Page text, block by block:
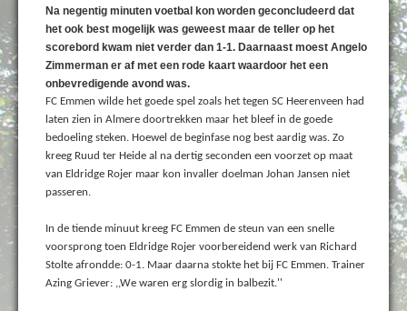
Na negentig minuten voetbal kon worden geconcludeerd dat
het ook best mogelijk was geweest maar de teller op het
scorebord kwam niet verder dan 1-1. Daarnaast moest Angelo
Zimmerman er af met een rode kaart waardoor het een
onbevredigende avond was.
FC Emmen wilde het goede spel zoals het tegen SC Heerenveen had
laten zien in Almere doortrekken maar het bleef in de goede
bedoeling steken. Hoewel de beginfase nog best aardig was. Zo
kreeg Ruud ter Heide al na dertig seconden een voorzet op maat
van Eldridge Rojer maar kon invaller doelman Johan Jansen niet
passeren.
In de tiende minuut kreeg FC Emmen de steun van een snelle
voorsprong toen Eldridge Rojer voorbereidend werk van Richard
Stolte afrondde: 0-1. Maar daarna stokte het bij FC Emmen. Trainer
Azing Griever: ,,We waren erg slordig in balbezit.''